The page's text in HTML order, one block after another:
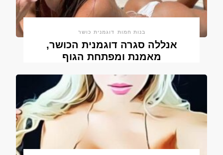
בנות חמות דוגמנית כושר
אנללה סגרה דוגמנית הכושר,
מאמנת ומפתחת הגוף